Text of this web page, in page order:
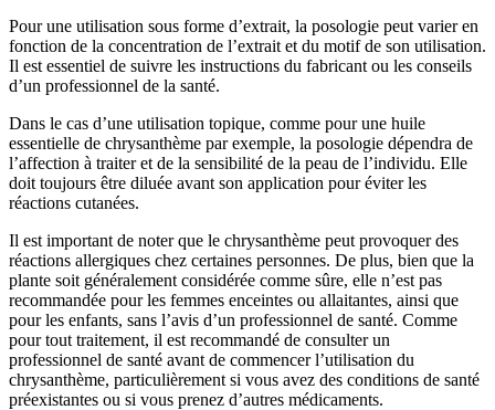
Pour une utilisation sous forme d’extrait, la posologie peut varier en
fonction de la concentration de l’extrait et du motif de son utilisation.
Il est essentiel de suivre les instructions du fabricant ou les conseils
d’un professionnel de la santé.
Dans le cas d’une utilisation topique, comme pour une huile
essentielle de chrysanthème par exemple, la posologie dépendra de
l’affection à traiter et de la sensibilité de la peau de l’individu. Elle
doit toujours être diluée avant son application pour éviter les
réactions cutanées.
Il est important de noter que le chrysanthème peut provoquer des
réactions allergiques chez certaines personnes. De plus, bien que la
plante soit généralement considérée comme sûre, elle n’est pas
recommandée pour les femmes enceintes ou allaitantes, ainsi que
pour les enfants, sans l’avis d’un professionnel de santé. Comme
pour tout traitement, il est recommandé de consulter un
professionnel de santé avant de commencer l’utilisation du
chrysanthème, particulièrement si vous avez des conditions de santé
préexistantes ou si vous prenez d’autres médicaments.